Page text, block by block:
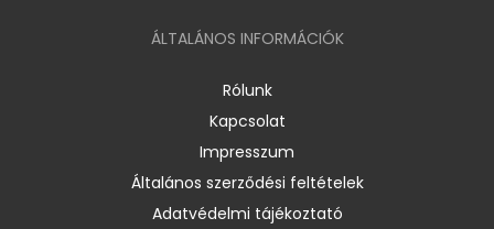
ÁLTALÁNOS INFORMÁCIÓK
Rólunk
Kapcsolat
Impresszum
Általános szerződési feltételek
Adatvédelmi tájékoztató